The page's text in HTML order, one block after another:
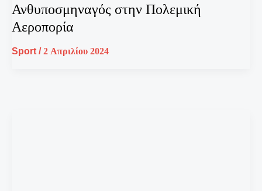
Ανθυποσμηναγός στην Πολεμική
Αεροπορία
Sport /2 Απριλίου 2024